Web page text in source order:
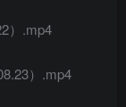
）.mp4
）.mp4